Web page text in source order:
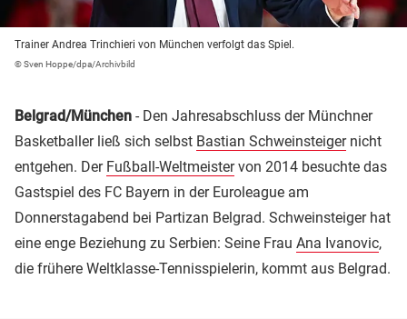
Trainer Andrea Trinchieri von München verfolgt das Spiel.
© Sven Hoppe/dpa/Archivbild
Belgrad/München - Den Jahresabschluss der Münchner
Basketballer ließ sich selbst Bastian Schweinsteigernicht
entgehen. Der Fußball-Weltmeistervon 2014 besuchte das
Gastspiel des FC Bayern in der Euroleague am
Donnerstagabend bei Partizan Belgrad. Schweinsteiger hat
eine enge Beziehung zu Serbien: Seine Frau Ana Ivanovic,
die frühere Weltklasse-Tennisspielerin, kommt aus Belgrad.